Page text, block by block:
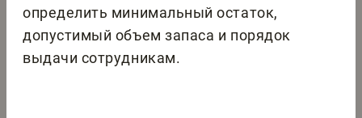
определить минимальный остаток,
допустимый объем запаса и порядок
выдачи сотрудникам.